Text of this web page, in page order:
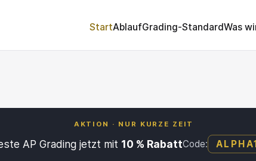
StartAblaufGrading-StandardWas
AKTION · NUR KURZE ZEIT
AP Grading jetzt mit 10 % RabattCode: